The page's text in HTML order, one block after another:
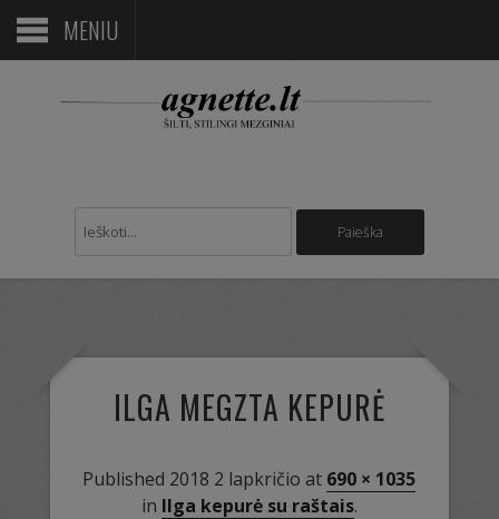
MENIU
ILGA MEGZTA KEPURĖ
Published 2018 2 lapkričio at 690 × 1035
in Ilga kepurė su raštais.